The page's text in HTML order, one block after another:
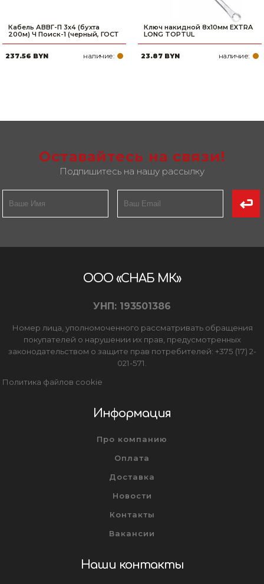
Кабель АВВГ-П 3х4 (бухта
200м) Ч Поиск-1 (черный, ГОСТ
237.56 BYN наличие:
Ключ накидной 8х10мм EXTRA
LONG TOPTUL
23.87 BYN наличие:
Оставайтесь на связи!
Подпишитесь на нашу рассылку
ООО «СНАБ МК»
УНП: 193501386
Номер лица, уполномоченного рассматривать обращения
покупателей о нарушении их прав, предусмотренных
законодательством о защите прав потребителей: +375 (17) 2-
021-571.
Политика файлов cookie
Информация
Про компанию
Оплата
Доставка
Новости
Контакты
Вакансии
Наши контакты